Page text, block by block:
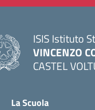
ISIS Istituto
VINCENZO
CASTEL
La Scuola